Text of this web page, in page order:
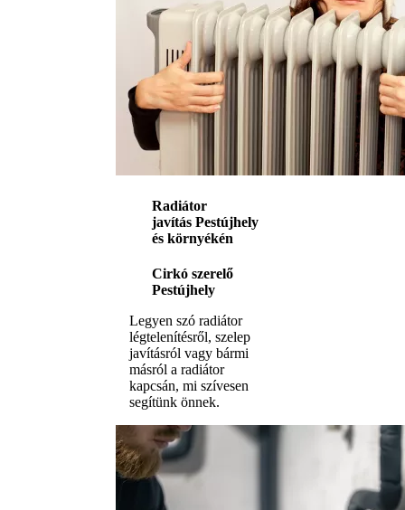
Radiátor
javítás Pestújhely
és környékén
Cirkó szerelő
Pestújhely
Legyen szó radiátor
légtelenítésről, szelep
javításról vagy bármi
másról a radiátor
kapcsán, mi szívesen
segítünk önnek.